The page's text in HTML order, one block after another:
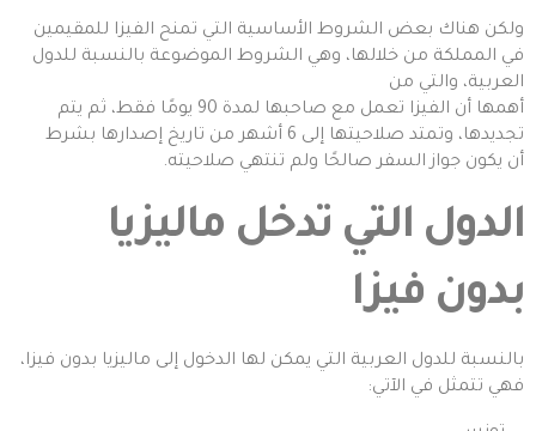
ولكن هناك بعض الشروط الأساسية التي تمنح الفيزا للمقيمين
في المملكة من خلالها، وهي الشروط الموضوعة بالنسبة للدول
العربية، والتي من
أهمها أن الفيزا تعمل مع صاحبها لمدة 90 يومًا فقط، ثم يتم
تجديدها، وتمتد صلاحيتها إلى 6 أشهر من تاريخ إصدارها بشرط
أن يكون جواز السفر صالحًا ولم تنتهي صلاحيته.
الدول التي تدخل ماليزيا
بدون فيزا
بالنسبة للدول العربية التي يمكن لها الدخول إلى ماليزيا بدون فيزا،
فهي تتمثل في الآتي: